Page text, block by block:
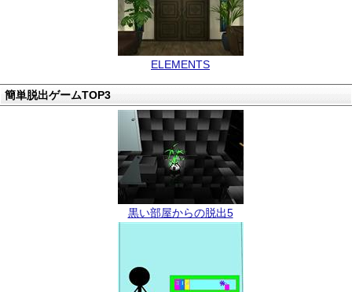
ELEMENTS
簡単脱出ゲームTOP3
黒い部屋からの脱出5